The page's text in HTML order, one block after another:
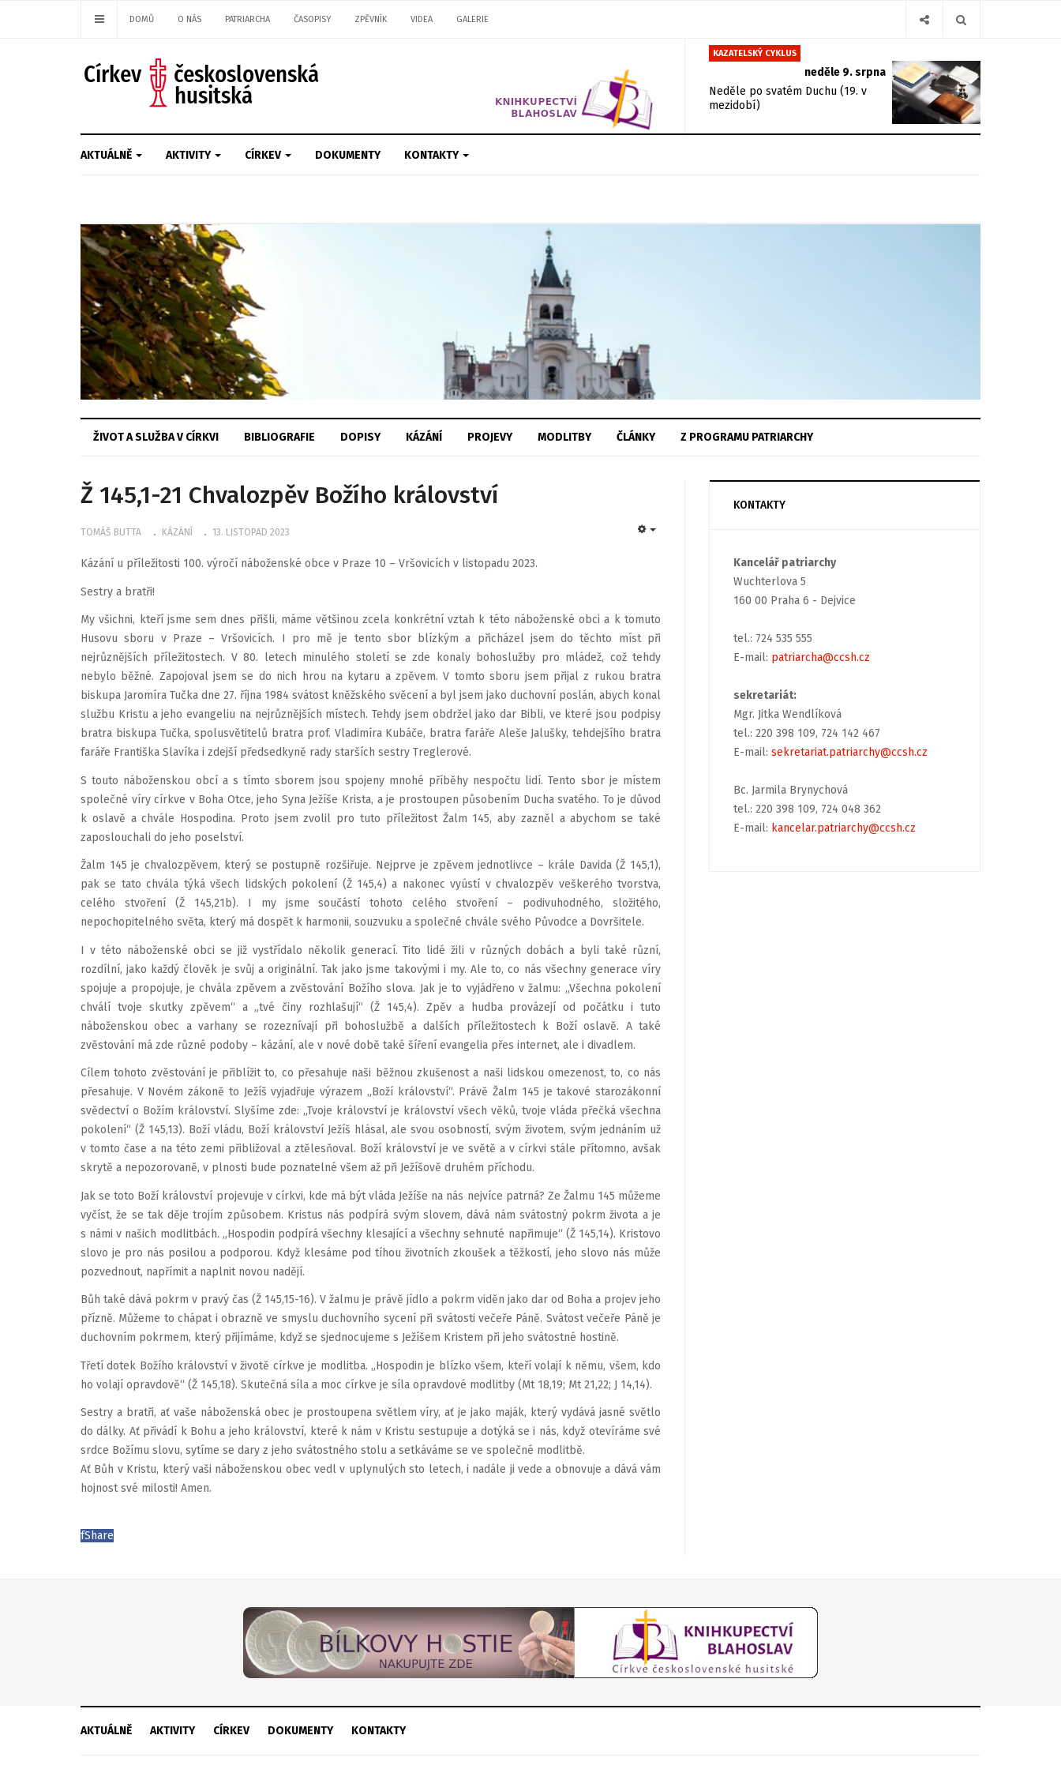
DOMŮ O NÁS PATRIARCHA ČASOPISY ZPĚVNÍK VIDEA GALERIE
KAZATELSKÝ CYKLUS
neděle 9. srpna
Neděle po svatém Duchu (19. v
mezidobí)
AKTUÁLNĚ AKTIVITY CÍRKEV DOKUMENTY KONTAKTY
ŽIVOT A SLUŽBA V CÍRKVI BIBLIOGRAFIE DOPISY KÁZÁNÍ PROJEVY MODLITBY ČLÁNKY Z PROGRAMU PATRIARCHY
Ž 145,1-21 Chvalozpěv Božího království
TOMÁŠ BUTTA KÁZÁNÍ 13. LISTOPAD 2023
Kázání u příležitosti 100. výročí náboženské obce v Praze 10 – Vršovicích v listopadu 2023.
Sestry a bratři!
My všichni, kteří jsme sem dnes přišli, máme většinou zcela konkrétní vztah k této náboženské obci a k tomuto
Husovu sboru v Praze – Vršovicích. I pro mě je tento sbor blízkým a přicházel jsem do těchto míst při
nejrůznějších příležitostech. V 80. letech minulého století se zde konaly bohoslužby pro mládež, což tehdy
nebylo běžné. Zapojoval jsem se do nich hrou na kytaru a zpěvem. V tomto sboru jsem přijal z rukou bratra
biskupa Jaromíra Tučka dne 27. října 1984 svátost kněžského svěcení a byl jsem jako duchovní poslán, abych konal
službu Kristu a jeho evangeliu na nejrůznějších místech. Tehdy jsem obdržel jako dar Bibli, ve které jsou podpisy
bratra biskupa Tučka, spolusvětitelů bratra prof. Vladimíra Kubáče, bratra faráře Aleše Jalušky, tehdejšího bratra
faráře Františka Slavíka i zdejší předsedkyně rady starších sestry Treglerové.
S touto náboženskou obcí a s tímto sborem jsou spojeny mnohé příběhy nespočtu lidí. Tento sbor je místem
společné víry církve v Boha Otce, jeho Syna Ježíše Krista, a je prostoupen působením Ducha svatého. To je důvod
k oslavě a chvále Hospodina. Proto jsem zvolil pro tuto příležitost Žalm 145, aby zazněl a abychom se také
zaposlouchali do jeho poselství.
Žalm 145 je chvalozpěvem, který se postupně rozšiřuje. Nejprve je zpěvem jednotlivce – krále Davida (Ž 145,1),
pak se tato chvála týká všech lidských pokolení (Ž 145,4) a nakonec vyústí v chvalozpěv veškerého tvorstva,
celého stvoření (Ž 145,21b). I my jsme součástí tohoto celého stvoření – podivuhodného, složitého,
nepochopitelného světa, který má dospět k harmonii, souzvuku a společné chvále svého Původce a Dovršitele.
I v této náboženské obci se již vystřídalo několik generací. Tito lidé žili v různých dobách a byli také různí,
rozdílní, jako každý člověk je svůj a originální. Tak jako jsme takovými i my. Ale to, co nás všechny generace víry
spojuje a propojuje, je chvála zpěvem a zvěstování Božího slova. Jak je to vyjádřeno v žalmu: „Všechna pokolení
chválí tvoje skutky zpěvem“ a „tvé činy rozhlašují“ (Ž 145,4). Zpěv a hudba provázejí od počátku i tuto
náboženskou obec a varhany se rozeznívají při bohoslužbě a dalších příležitostech k Boží oslavě. A také
zvěstování má zde různé podoby – kázání, ale v nové době také šíření evangelia přes internet, ale i divadlem.
Cílem tohoto zvěstování je přiblížit to, co přesahuje naši běžnou zkušenost a naši lidskou omezenost, to, co nás
přesahuje. V Novém zákoně to Ježíš vyjadřuje výrazem „Boží království“. Právě Žalm 145 je takové starozákonní
svědectví o Božím království. Slyšíme zde: „Tvoje království je království všech věků, tvoje vláda přečká všechna
pokolení“ (Ž 145,13). Boží vládu, Boží království Ježíš hlásal, ale svou osobností, svým životem, svým jednáním už
v tomto čase a na této zemi přibližoval a ztělesňoval. Boží království je ve světě a v církvi stále přítomno, avšak
skrytě a nepozorovaně, v plnosti bude poznatelné všem až při Ježíšově druhém příchodu.
Jak se toto Boží království projevuje v církvi, kde má být vláda Ježíše na nás nejvíce patrná? Ze Žalmu 145 můžeme
vyčíst, že se tak děje trojím způsobem. Kristus nás podpírá svým slovem, dává nám svátostný pokrm života a je
s námi v našich modlitbách. „Hospodin podpírá všechny klesající a všechny sehnuté napřimuje“ (Ž 145,14). Kristovo
slovo je pro nás posilou a podporou. Když klesáme pod tíhou životních zkoušek a těžkostí, jeho slovo nás může
pozvednout, napřímit a naplnit novou nadějí.
Bůh také dává pokrm v pravý čas (Ž 145,15-16). V žalmu je právě jídlo a pokrm viděn jako dar od Boha a projev jeho
přízně. Můžeme to chápat i obrazně ve smyslu duchovního sycení při svátosti večeře Páně. Svátost večeře Páně je
duchovním pokrmem, který přijímáme, když se sjednocujeme s Ježíšem Kristem při jeho svátostné hostině.
Třetí dotek Božího království v životě církve je modlitba. „Hospodin je blízko všem, kteří volají k němu, všem, kdo
ho volají opravdově“ (Ž 145,18). Skutečná síla a moc církve je síla opravdové modlitby (Mt 18,19; Mt 21,22; J 14,14).
Sestry a bratři, ať vaše náboženská obec je prostoupena světlem víry, ať je jako maják, který vydává jasné světlo
do dálky. Ať přivádí k Bohu a jeho království, které k nám v Kristu sestupuje a dotýká se i nás, když otevíráme své
srdce Božímu slovu, sytíme se dary z jeho svátostného stolu a setkáváme se ve společné modlitbě.
Ať Bůh v Kristu, který vaši náboženskou obec vedl v uplynulých sto letech, i nadále ji vede a obnovuje a dává vám
hojnost své milosti! Amen.
fShare
KONTAKTY
Kancelář patriarchy
Wuchterlova 5
160 00 Praha 6 - Dejvice
tel.: 724 535 555
E-mail: patriarcha@ccsh.cz
sekretariát:
Mgr. Jitka Wendlíková
tel.: 220 398 109, 724 142 467
E-mail: sekretariat.patriarchy@ccsh.cz
Bc. Jarmila Brynychová
tel.: 220 398 109, 724 048 362
E-mail: kancelar.patriarchy@ccsh.cz
AKTUÁLNĚ AKTIVITY CÍRKEV DOKUMENTY KONTAKTY